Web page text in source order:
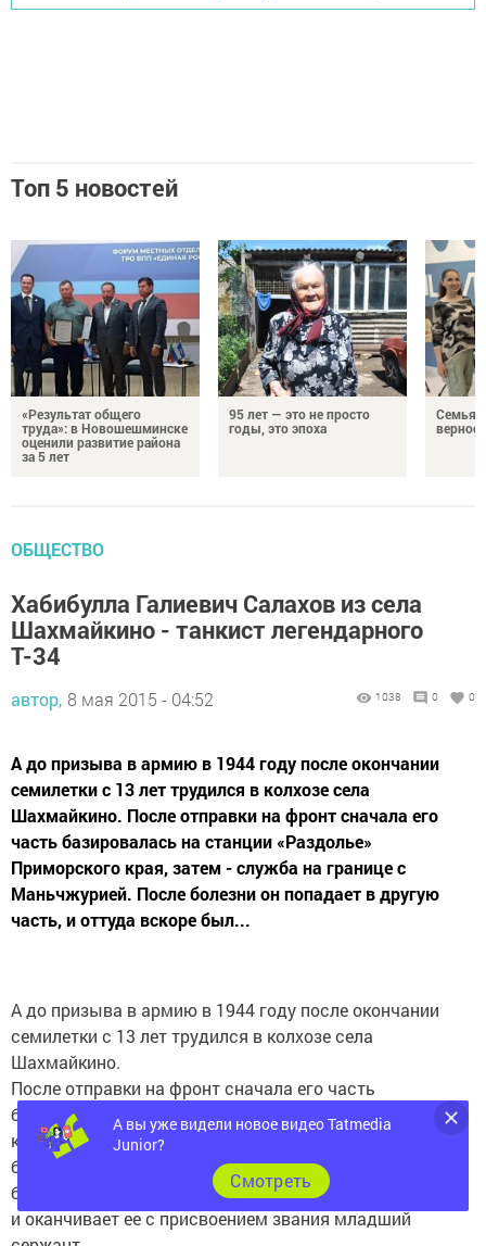
Топ 5 новостей
«Результат общего
труда»: в Новошешминске
оценили развитие района
за 5 лет
95 лет — это не просто
годы, это эпоха
Семья
ОБЩЕСТВО
Хабибулла Галиевич Салахов из села
Шахмайкино - танкист легендарного
Т-34
автор, 8 мая 2015 - 04:52 1038 0 0
А до призыва в армию в 1944 году после окончании
семилетки с 13 лет трудился в колхозе села
Шахмайкино. После отправки на фронт сначала его
часть базировалась на станции «Раздолье»
Приморского края, затем - служба на границе с
Маньчжурией. После болезни он попадает в другую
часть, и оттуда вскоре был...
А до призыва в армию в 1944 году после окончании
семилетки с 13 лет трудился в колхозе села
Шахмайкино.
После отправки на фронт сначала его часть
базировалась на станции «Раздолье» Приморского
края, затем - служба на границе с Маньчжурией. После
болезни он попадает в другую часть, и оттуда вскоре
был направлен на учебу в школу младших командиров,
и оканчивает ее с присвоением звания младший
А вы уже видели новое видео Tatmedia
Junior?
Cмотреть